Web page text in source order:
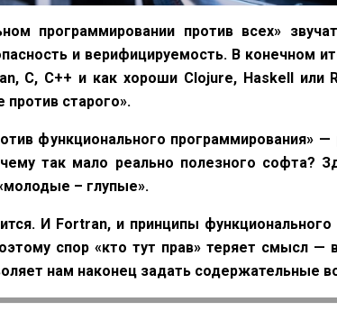
программировании против всех»
и верифицируемость. В конечном
С, С++ и как хороши Clojure, Haskell или
против старого».
функционального программирования»
так мало реально полезного софта?
– глупые».
И Fortran, и принципы
спор «кто тут прав» теряет смысл —
нам наконец задать содержательные